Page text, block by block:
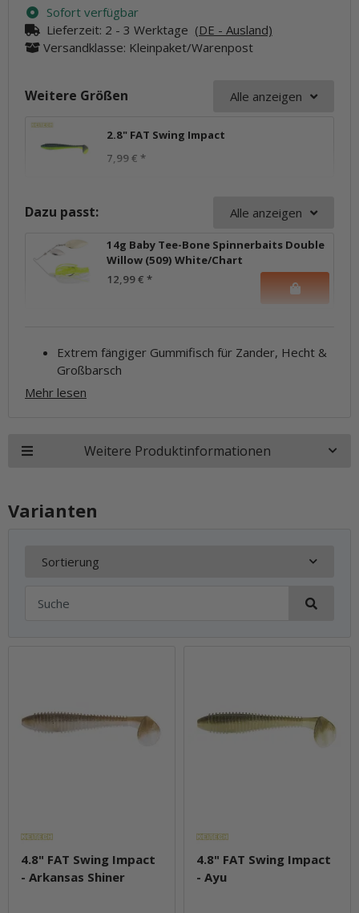
Sofort verfügbar
Lieferzeit: 2 - 3 Werktage (DE - Ausland)
Versandklasse: Kleinpaket/Warenpost
Weitere Größen Alle anzeigen
2.8" FAT Swing Impact
7,99 € *
Dazu passt: Alle anzeigen
14g Baby Tee-Bone Spinnerbaits Double
Willow (509) White/Chart
12,99 € *
Extrem fängiger Gummifisch für Zander, Hecht &
Großbarsch
Mehr lesen
Weitere Produktinformationen
Varianten
Sortierung
4.8" FAT Swing Impact
- Arkansas Shiner
4.8" FAT Swing Impact
- Ayu